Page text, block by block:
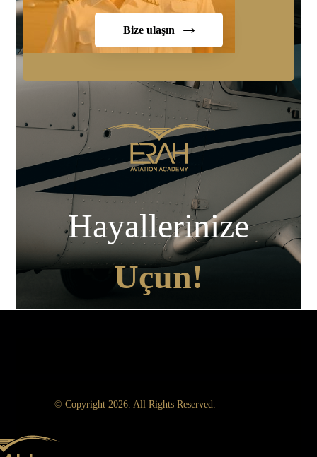
Bize ulaşın
Hayallerinize
Uçun!
© Copyright 2026. All Rights Reserved.